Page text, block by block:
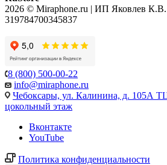
2026 © Miraphone.ru | ИП Яковлев
319784700345837
8 (800) 500-00-22
info@miraphone.ru
Чебоксары, ул. Калинина, д. 105А
цокольный этаж
Вконтакте
YouTube
Политика конфиденциальности